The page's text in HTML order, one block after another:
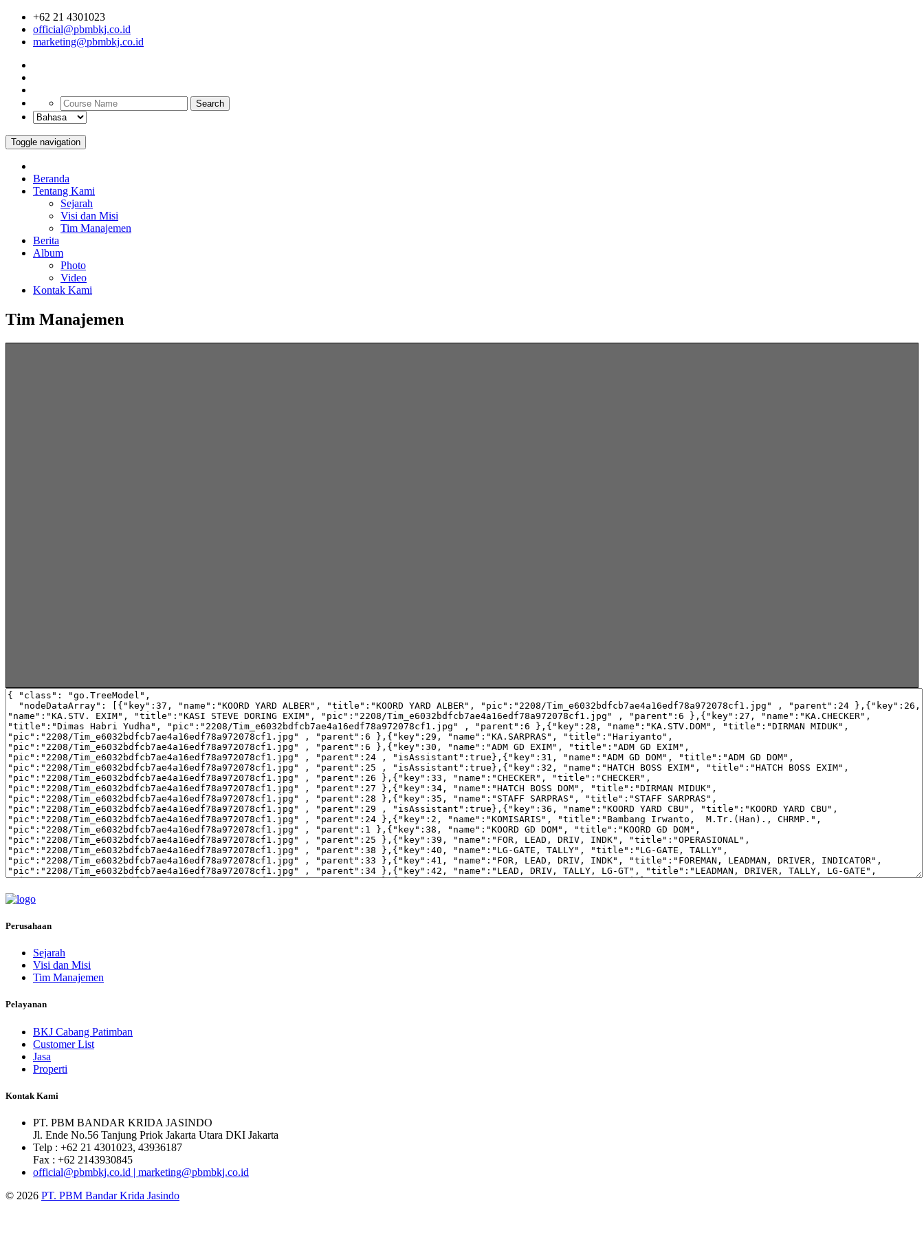
+62 21 4301023
official@pbmbkj.co.id
marketing@pbmbkj.co.id
Search
Toggle navigation
Beranda
Tentang Kami
Sejarah
Visi dan Misi
Tim Manajemen
Berita
Album
Photo
Video
Kontak Kami
Tim Manajemen
Perusahaan
Sejarah
Visi dan Misi
Tim Manajemen
Pelayanan
BKJ Cabang Patimban
Customer List
Jasa
Properti
Kontak Kami
PT. PBM BANDAR KRIDA JASINDO
Jl. Ende No.56 Tanjung Priok Jakarta Utara DKI Jakarta
Telp : +62 21 4301023, 43936187
Fax : +62 2143930845
official@pbmbkj.co.id | marketing@pbmbkj.co.id
© 2026 PT. PBM Bandar Krida Jasindo